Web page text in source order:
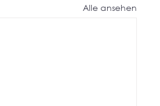
Alle ansehen